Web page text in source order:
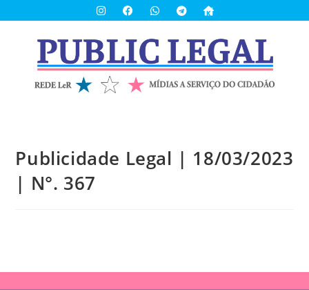
Publicidade Legal | 18/03/2023
| N°. 367